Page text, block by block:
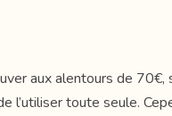
aux alentours de
l’utiliser toute seule.